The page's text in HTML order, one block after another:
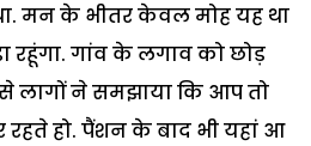
मन के भीतर केवल मोह यह था
रहूंगा. गांव के लगाव को छोड़
लागों ने समझाया कि आप तो
रहते हो. पैंशन के बाद भी यहां आ